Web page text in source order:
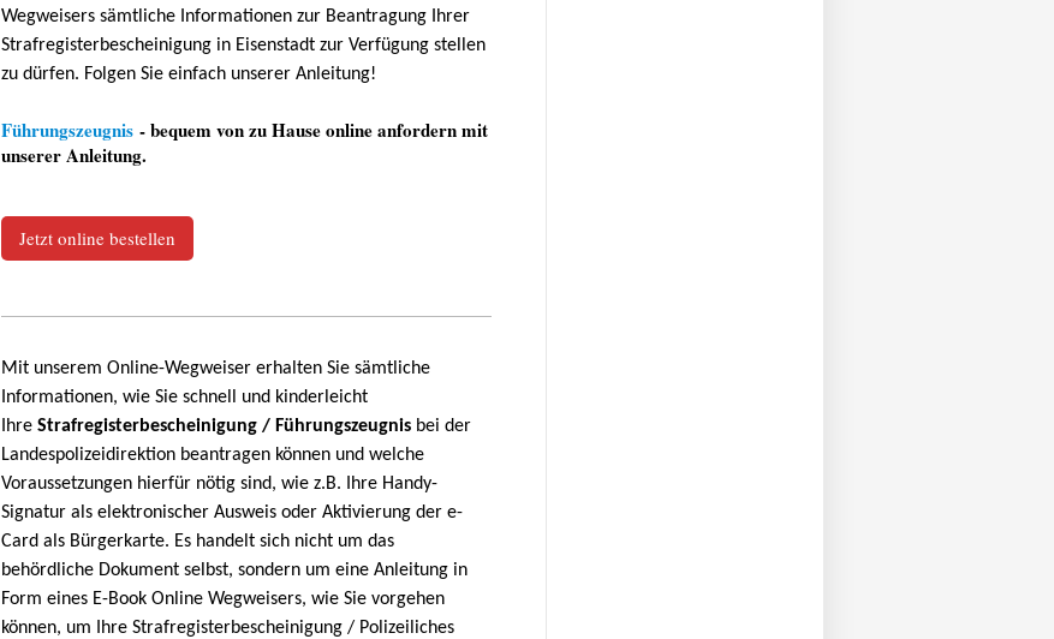
Wegweisers sämtliche Informationen zur Beantragung Ihrer
Strafregisterbescheinigung in Eisenstadt zur Verfügung stellen
zu dürfen. Folgen Sie einfach unserer Anleitung!
Führungszeugnis- bequem von zu Hause online anfordern mit
unserer Anleitung.
Jetzt online bestellen
Mit unserem Online-Wegweiser erhalten Sie sämtliche
Informationen, wie Sie schnell und kinderleicht
IhreStrafregisterbescheinigung / Führungszeugnis bei der
Landespolizeidirektion beantragen können und welche
Voraussetzungen hierfür nötig sind, wie z.B. Ihre Handy-
Signatur als elektronischer Ausweis oder Aktivierung der e-
Card als Bürgerkarte. Es handelt sich nicht um das
behördliche Dokument selbst, sondern um eine Anleitung in
Form eines E-Book Online Wegweisers, wie Sie vorgehen
können, um Ihre Strafregisterbescheinigung / Polizeiliches